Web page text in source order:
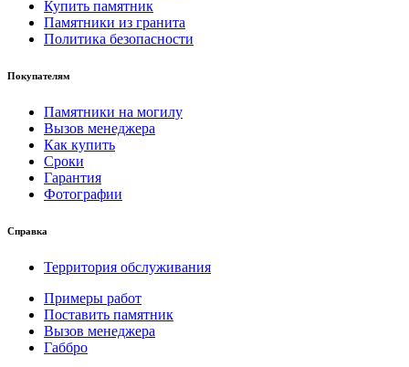
Купить памятник
Памятники из гранита
Политика безопасности
Покупателям
Памятники на могилу
Вызов менеджера
Как купить
Сроки
Гарантия
Фотографии
Справка
Территория обслуживания
Примеры работ
Поставить памятник
Вызов менеджера
Габбро